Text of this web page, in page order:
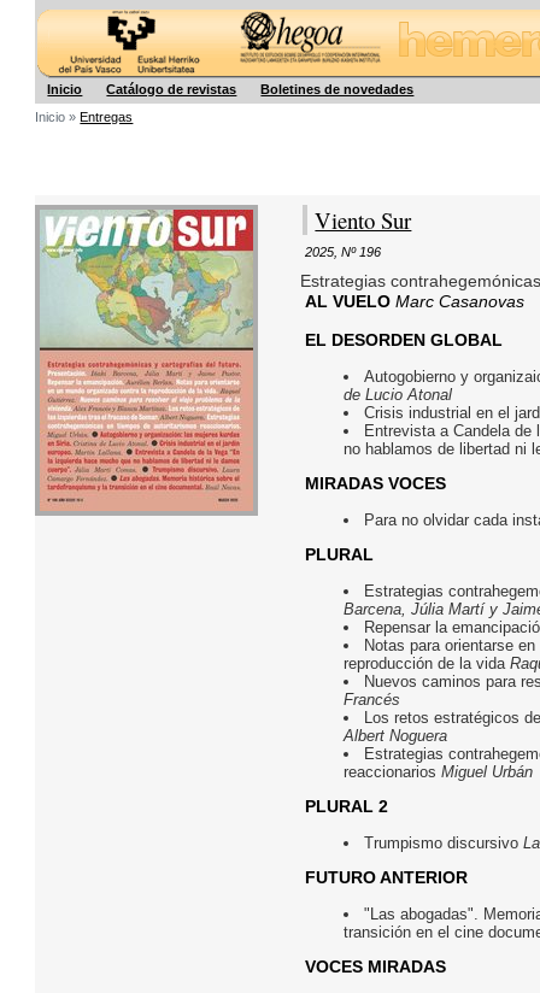
Inicio Catálogo de revistas
Boletines de novedades
Inicio »Entregas
Viento Sur
2025 ,Nº 196
Estrategias
AL VUELO Marc Casanovas
EL DESORDEN GLOBAL
Autogobierno y
de Lucio Atonal
Crisis industrial en el
Entrevista a Candela de
no hablamos de libertad ni
MIRADAS VOCES
Para no olvidar cada
PLURAL
Estrategias
Barcena, Júlia Martí y
Repensar la
Notas para orientarse
reproducción de la vida
Nuevos caminos para
Francés
Los retos estratégicos
Albert Noguera
Estrategias
reaccionariosMiguel Urbán
PLURAL 2
Trumpismo discursivo
FUTURO ANTERIOR
"Las abogadas".
transición en el cine
VOCES MIRADAS